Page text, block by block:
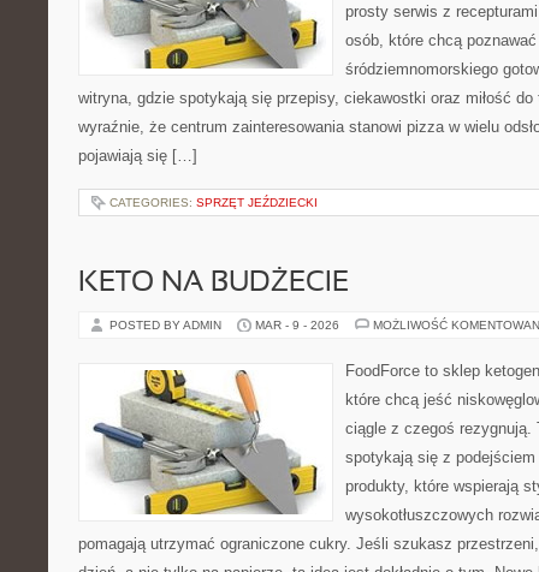
prosty serwis z
osób, które chcą
śródziemnomorskiego
witryna, gdzie spotykają się przepisy, ciekawostki oraz miłość
wyraźnie, że centrum zainteresowania stanowi pizza w wielu
pojawiają się […]
CATEGORIES: SPRZĘT JEŹDZIECKI
KETO NA BUDŻECIE
POSTED BY ADMIN MAR - 9 - 2026 MOŻLIWOŚĆ
FoodForce to sklep
które chcą jeść
ciągle z czegoś
spotykają się z
produkty, które wspierają
wysokotłuszczowych
pomagają utrzymać ograniczone cukry. Jeśli szukasz